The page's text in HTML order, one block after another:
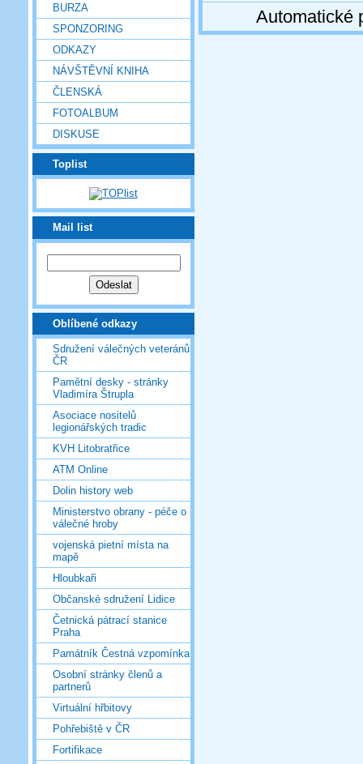
BURZA
SPONZORING
ODKAZY
NÁVŠTĚVNÍ KNIHA
ČLENSKÁ
FOTOALBUM
DISKUSE
Toplist
Mail list
Oblíbené odkazy
Sdružení válečných veteránů
ČR
Pamětní desky - stránky
Vladimíra Štrupla
Asociace nositelů
legionářských tradic
KVH Litobratřice
ATM Online
Dolin history web
Ministerstvo obrany - péče o
válečné hroby
vojenská pietní místa na
mapě
Hloubkaři
Občanské sdružení Lidice
Četnická pátrací stanice
Praha
Památník Čestná vzpomínka
Osobní stránky členů a
partnerů
Virtuální hřbitovy
Pohřebiště v ČR
Fortifikace
Automatické